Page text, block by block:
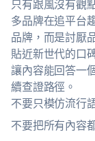
只有跟風沒有觀
多品牌在追平台
品牌，而是討厭
貼近新世代的口
讓內容能回答一
續查證路徑。
不要只模仿流行
不要把所有內容